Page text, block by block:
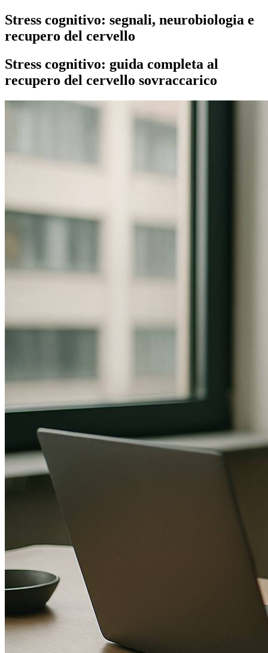
Stress cognitivo: segnali, neurobiologia e
recupero del cervello
Stress cognitivo: guida completa al
recupero del cervello sovraccarico